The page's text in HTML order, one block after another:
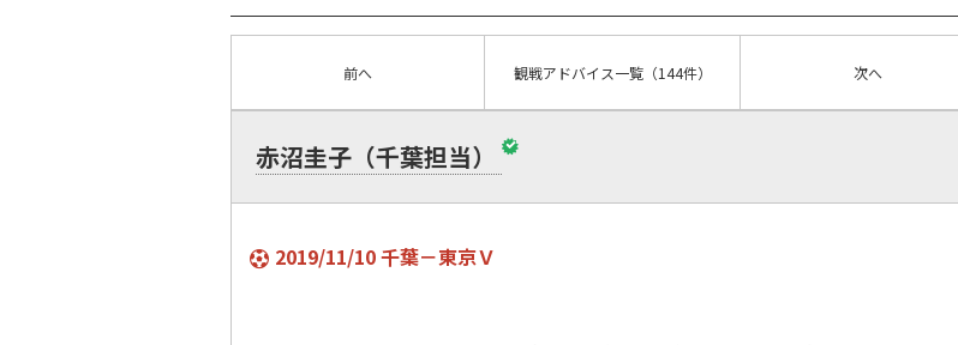
前へ 観戦アドバイス一覧（144件） 次へ
赤沼圭子（千葉担当）
2019/11/10 千葉－東京Ｖ